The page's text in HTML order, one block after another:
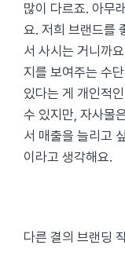
많이 다르죠. 아무
요. 저희 브랜드를
서 사시는 거니까
지를 보여주는 수
있다는 게 개인적
수 있지만, 자사몰
서 매출을 늘리고
이라고 생각해요.
다른 결의 브랜딩